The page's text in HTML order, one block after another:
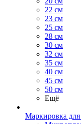
22 см
23 см
25 см
28 см
30 см
32 см
35 см
40 см
45 см
50 см
Ещё
Маркировка